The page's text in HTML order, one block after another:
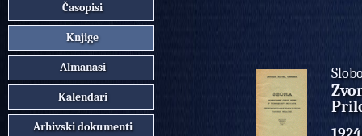
Časopisi
Knjige
Almanasi
Kalendari
Arhivski dokumenti